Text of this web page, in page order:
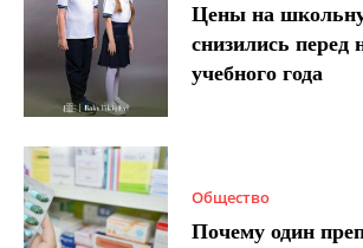
Цены на
снизились перед
учебного года
Общество
Почему один